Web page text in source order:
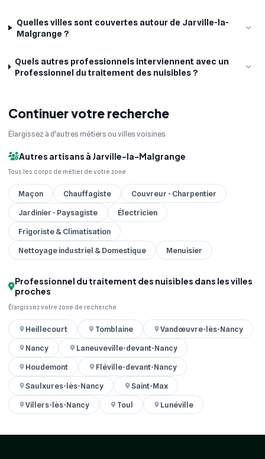
Quelles villes sont couvertes autour de Jarville-la-
Malgrange ?
Quels autres professionnels interviennent avec un
Professionnel du traitement des nuisibles ?
Continuer votre recherche
Élargissez à d'autres métiers ou villes voisines
Autres artisans à Jarville-la-Malgrange
Tous les corps de métier de votre zone
Maçon Chauffagiste
Couvreur - Charpentier
Jardinier - Paysagiste
Électricien
Frigoriste & Climatisation
Nettoyage industriel & Domestique
Menuisier
Professionnel du traitement des nuisibles dans les villes
proches
Élargissez votre zone de recherche
Heillecourt Tomblaine
Vandœuvre-lès-Nancy
Nancy
Laneuveville-devant-Nancy
Houdemont
Fléville-devant-Nancy
Saulxures-lès-Nancy
Saint-Max
Villers-lès-Nancy
Toul Lunéville